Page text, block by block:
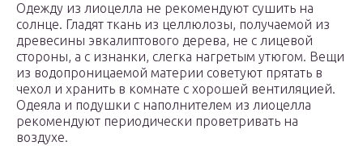
Одежду из лиоцелла не рекомендуют сушить на
солнце. Гладят ткань из целлюлозы, получаемой из
древесины эвкалиптового дерева, не с лицевой
стороны, а с изнанки, слегка нагретым утюгом. Вещи
из водопроницаемой материи советуют прятать в
чехол и хранить в комнате с хорошей вентиляцией.
Одеяла и подушки с наполнителем из лиоцелла
рекомендуют периодически проветривать на
воздухе.